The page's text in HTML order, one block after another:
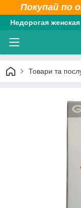
Покупай по
Недорогая
Товари та